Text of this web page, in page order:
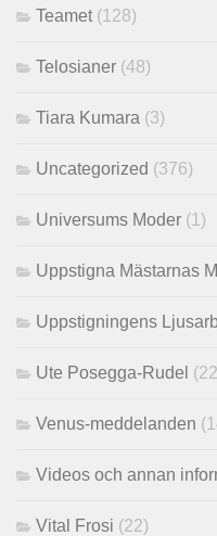
Teamet (128)
Telosianer (48)
Tiara Kumara (3)
Uncategorized (376)
Universums Moder (1)
Uppstigna Mästarnas
Uppstigningens
Ute Posegga-Rudel
Venus-meddelanden
Videos och annan
Vital Frosi (22)